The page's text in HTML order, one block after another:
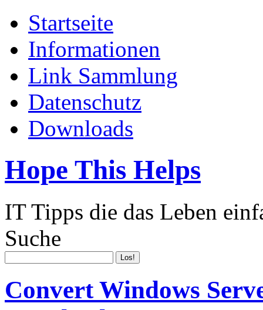
Startseite
Informationen
Link Sammlung
Datenschutz
Downloads
Hope This Helps
IT Tipps die das Leben
Suche
Convert Windows